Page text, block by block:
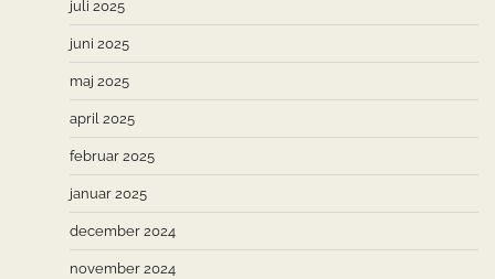
juli 2025
juni 2025
maj 2025
april 2025
februar 2025
januar 2025
december 2024
november 2024